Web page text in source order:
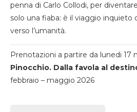
penna di Carlo Collodi, per
solo una fiaba: è il viaggio inquieto
verso l’umanità.
Prenotazioni a partire da lunedi 17
Pinocchio. Dalla favola al
febbraio – maggio 2026